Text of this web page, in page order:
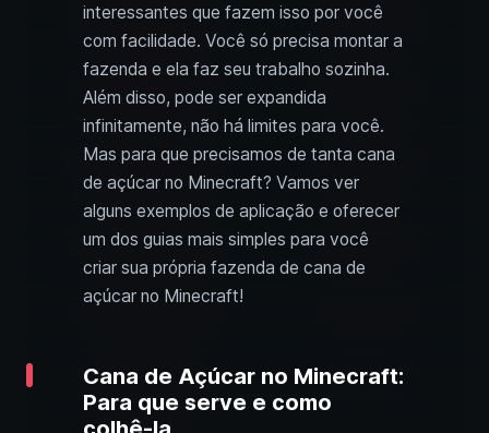
interessantes que fazem isso por você
com facilidade. Você só precisa montar a
fazenda e ela faz seu trabalho sozinha.
Além disso, pode ser expandida
infinitamente, não há limites para você.
Mas para que precisamos de tanta cana
de açúcar no Minecraft? Vamos ver
alguns exemplos de aplicação e oferecer
um dos guias mais simples para você
criar sua própria fazenda de cana de
açúcar no Minecraft!
Cana de Açúcar no Minecraft:
Para que serve e como